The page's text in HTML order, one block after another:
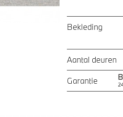
Bekleding
Aantal deuren
Garantie